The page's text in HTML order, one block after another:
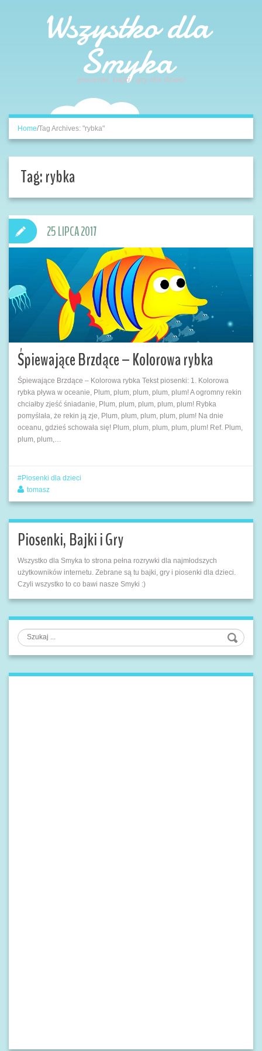
Wszystko dla
Smyka
piosenki, bajki i gry dla dzieci
Home/Tag Archives: "rybka"
Tag:rybka
Śpiewające Brzdące – Kolorowa rybka
Śpiewające Brzdące – Kolorowa rybka Tekst piosenki: 1. Kolorowa
rybka pływa w oceanie, Plum, plum, plum, plum, plum! A ogromny rekin
chciałby zjeść śniadanie, Plum, plum, plum, plum, plum! Rybka
pomyślała, że rekin ją zje, Plum, plum, plum, plum, plum! Na dnie
oceanu, gdzieś schowała się! Plum, plum, plum, plum, plum! Ref. Plum,
plum, plum,…
25 LIPCA 2017
Piosenki dla dzieci
tomasz
Piosenki, Bajki i Gry
Wszystko dla Smyka to strona pełna rozrywki dla najmłodszych
użytkowników internetu. Zebrane są tu bajki, gry i piosenki dla dzieci.
Czyli wszystko to co bawi nasze Smyki :)
Szukaj